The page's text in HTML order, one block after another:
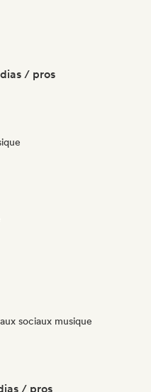
/ pros
sociaux musique
/ pros